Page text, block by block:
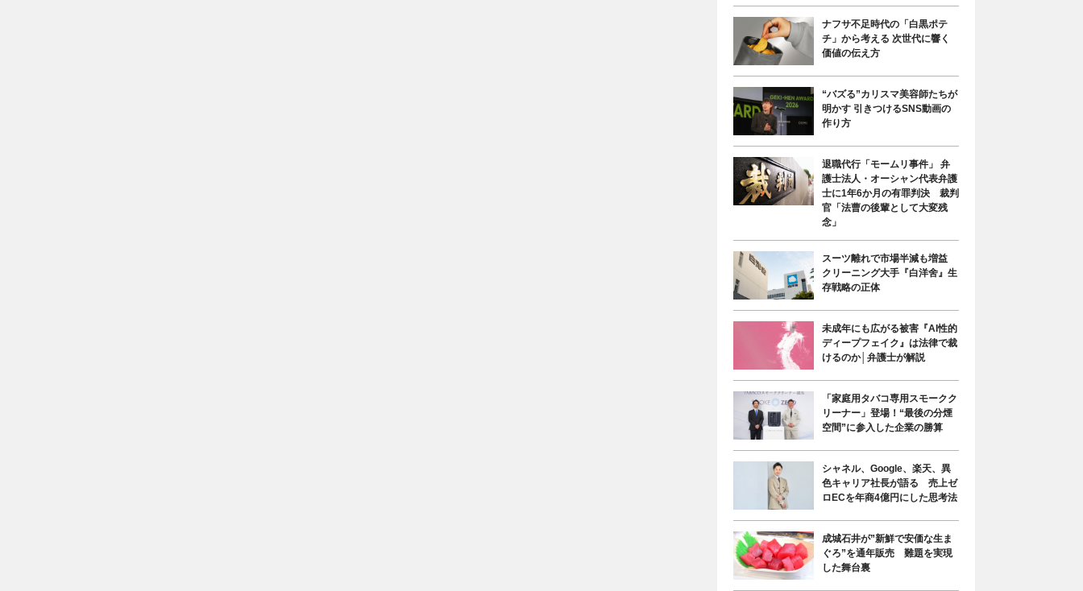
ナフサ不足時代の「白黒ポテ
チ」から考える 次世代に響く
価値の伝え方
“バズる”カリスマ美容師たちが
明かす 引きつけるSNS動画の
作り方
退職代行「モームリ事件」 弁
護士法人・オーシャン代表弁護
士に1年6か月の有罪判決 裁判
官「法曹の後輩として大変残
念」
スーツ離れで市場半減も増益
クリーニング大手『白洋舍』生
存戦略の正体
未成年にも広がる被害『AI性的
ディープフェイク』は法律で裁
けるのか│弁護士が解説
「家庭用タバコ専用スモークク
リーナー」登場！“最後の分煙
空間”に参入した企業の勝算
シャネル、Google、楽天、異
色キャリア社長が語る 売上ゼ
ロECを年商4億円にした思考法
成城石井が”新鮮で安価な生ま
ぐろ”を通年販売 難題を実現
した舞台裏